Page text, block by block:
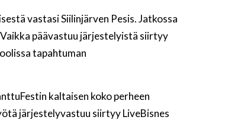
vastasi Siilinjärven Pesis. Jatkossa
päävastuu järjestelyistä siirtyy
tapahtuman
kaltaisen koko perheen
järjestelyvastuu siirtyy LiveBisnes